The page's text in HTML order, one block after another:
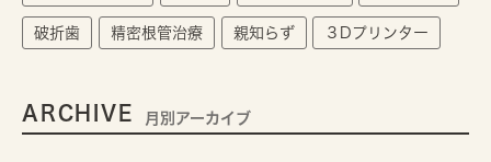
破折歯 精密根管治療 親知らず ３Dプリンター
ARCHIVE 月別アーカイブ